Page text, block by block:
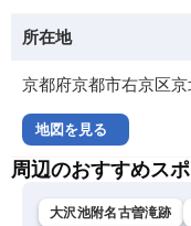
所在地
京都府京都市右京区京
地図を見る
周辺のおすすめス
大沢池附名古曽滝跡